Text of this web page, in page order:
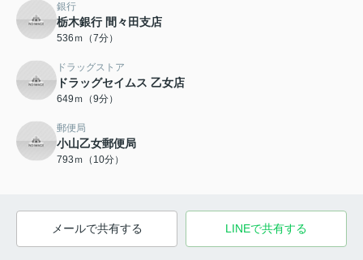
銀行
栃木銀行 間々田支店
536ｍ（7分）
ドラッグストア
ドラッグセイムス 乙女店
649ｍ（9分）
郵便局
小山乙女郵便局
793ｍ（10分）
メールで共有する LINEで共有する